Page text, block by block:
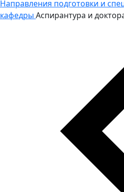
Направления подготовки и
кафедры Аспирантура и